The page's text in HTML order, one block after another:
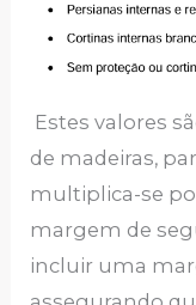
Estes valores
de madeiras,
multiplica-se por
margem de
incluir uma